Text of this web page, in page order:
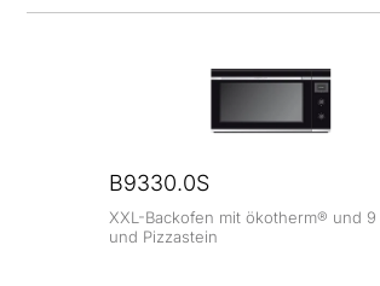
B9330.0S
XXL-Backofen mit ökotherm® und
und Pizzastein